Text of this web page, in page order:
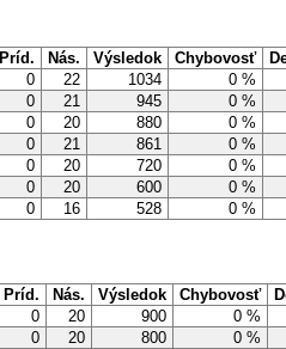
Príd. Nás. Výsledok Chybovosť
0 22 1034
0 %
0 21 945
0 %
0 20 880
0 %
0 21 861
0 %
0 20 720
0 %
0 20 600
0 %
0 16 528 0 %
Príd. Nás. Výsledok Chybovosť
0 20 900
0 %
0 20 800
0 %